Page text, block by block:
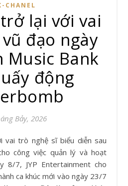
CHANEL
trở lại với vai
đạo ngày
Music Bank
động
Bảy, 2026
công việc quản lý và hoạt
8/7, JYP Entertainment cho
ca khúc mới vào ngày 23/7